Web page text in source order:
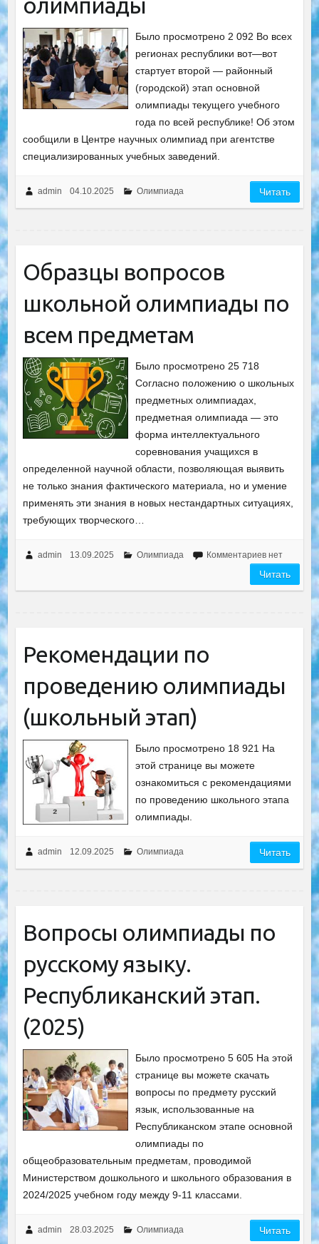
олимпиады
Было просмотрено 2 092 Во всех
регионах республики вот—вот
стартует второй — районный
(городской) этап основной
олимпиады текущего учебного
года по всей республике! Об этом
сообщили в Центре научных олимпиад при агентстве
специализированных учебных заведений.
admin 04.10.2025 Олимпиада Читать
Образцы вопросов
школьной олимпиады по
всем предметам
Было просмотрено 25 718
Согласно положению о школьных
предметных олимпиадах,
предметная олимпиада — это
форма интеллектуального
соревнования учащихся в
определенной научной области, позволяющая выявить
не только знания фактического материала, но и умение
применять эти знания в новых нестандартных ситуациях,
требующих творческого…
admin 13.09.2025 Олимпиада Комментариев нет
Читать
Рекомендации по
проведению олимпиады
(школьный этап)
Было просмотрено 18 921 На
этой странице вы можете
ознакомиться с рекомендациями
по проведению школьного этапа
олимпиады.
admin 12.09.2025 Олимпиада Читать
Вопросы олимпиады по
русскому языку.
Республиканский этап.
(2025)
Было просмотрено 5 605 На этой
странице вы можете скачать
вопросы по предмету русский
язык, использованные на
Республиканском этапе основной
олимпиады по
общеобразовательным предметам, проводимой
Министерством дошкольного и школьного образования в
2024/2025 учебном году между 9-11 классами.
admin 28.03.2025 Олимпиада Читать